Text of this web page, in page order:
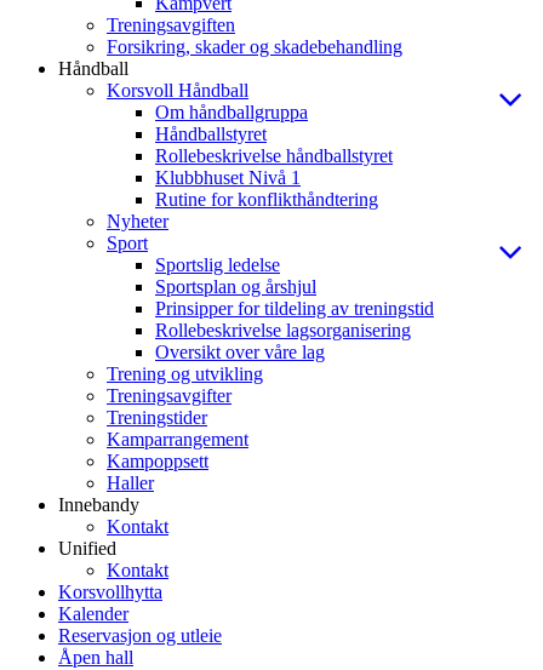
Treningsavgiften
Forsikring, skader og skadebehandling
Håndball
Korsvoll Håndball
Om håndballgruppa
Håndballstyret
Rollebeskrivelse håndballstyret
Klubbhuset Nivå 1
Rutine for konflikthåndtering
Nyheter
Sport
Sportslig ledelse
Sportsplan og årshjul
Prinsipper for tildeling av treningstid
Rollebeskrivelse lagsorganisering
Oversikt over våre lag
Trening og utvikling
Treningsavgifter
Treningstider
Kamparrangement
Kampoppsett
Haller
Innebandy
Kontakt
Unified
Kontakt
Korsvollhytta
Kalender
Reservasjon og utleie
Åpen hall